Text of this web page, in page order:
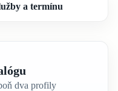
a termínu
dva profily